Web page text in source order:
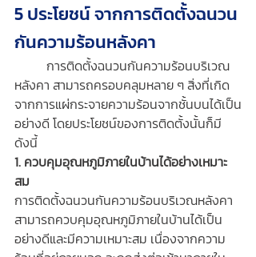
5 ประโยชน์ จากการติดตั้งฉนวน
กันความร้อนหลังคา
หลังคา สามารถครอบคลุมหลาย ๆ สิ่งที่เกิด
จากการแผ่กระจายความร้อนจากชั้นบนได้เป็น
อย่างดี โดยประโยชน์ของการติดตั้งนั้นก็มี
ดังนี้
1. ควบคุมอุณหภูมิภายในบ้านได้อย่างเหมาะ
สม
การติดตั้งฉนวนกันความร้อนบริเวณหลังคา
สามารถควบคุมอุณหภูมิภายในบ้านได้เป็น
อย่างดีและมีความเหมาะสม เนื่องจากความ